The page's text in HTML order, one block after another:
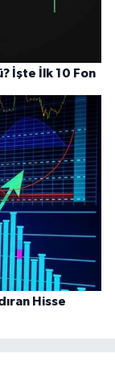
İşte İlk 10 Fon
Hisse